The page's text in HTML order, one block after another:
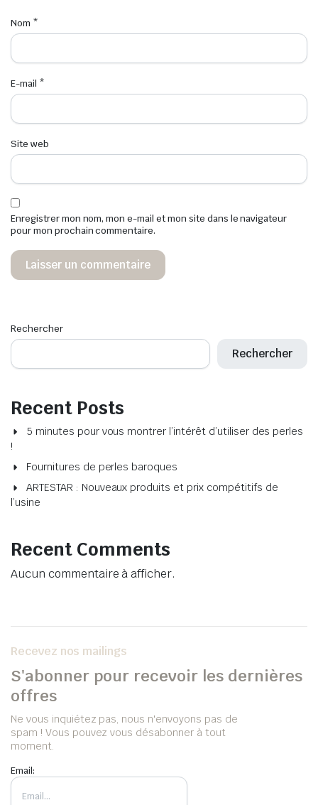
Nom *
E-mail *
Site web
Enregistrer mon nom, mon e-mail et mon site dans le navigateur
pour mon prochain commentaire.
Rechercher
Rechercher
Recent Posts
5 minutes pour vous montrer l’intérêt d’utiliser des perles
!
Fournitures de perles baroques
ARTESTAR : Nouveaux produits et prix compétitifs de
l’usine
Recent Comments
Aucun commentaire à afficher.
Recevez nos mailings
S'abonner pour recevoir les dernières
offres
Ne vous inquiétez pas, nous n'envoyons pas de
spam ! Vous pouvez vous désabonner à tout
moment.
Email: